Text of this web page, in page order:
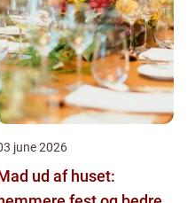
june 2026
ud af huset: